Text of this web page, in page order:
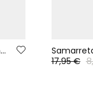
Jersei de ratlles tricot de nena
17,95 €